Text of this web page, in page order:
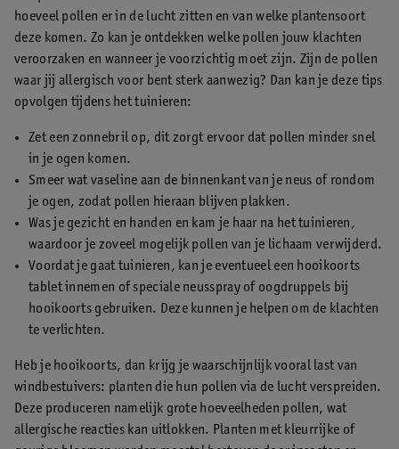
hoeveel pollen er in de lucht zitten en van welke plantensoort
deze komen. Zo kan je ontdekken welke pollen jouw klachten
veroorzaken en wanneer je voorzichtig moet zijn. Zijn de pollen
waar jij allergisch voor bent sterk aanwezig? Dan kan je deze tips
opvolgen tijdens het tuinieren:
Zet een zonnebril op, dit zorgt ervoor dat pollen minder snel
in je ogen komen.
Smeer wat vaseline aan de binnenkant van je neus of rondom
je ogen, zodat pollen hieraan blijven plakken.
Was je gezicht en handen en kam je haar na het tuinieren,
waardoor je zoveel mogelijk pollen van je lichaam verwijderd.
Voordat je gaat tuinieren, kan je eventueel een hooikoorts
tablet innemen of speciale neusspray of oogdruppels bij
hooikoorts gebruiken. Deze kunnen je helpen om de klachten
te verlichten.
Heb je hooikoorts, dan krijg je waarschijnlijk vooral last van
windbestuivers: planten die hun pollen via de lucht verspreiden.
Deze produceren namelijk grote hoeveelheden pollen, wat
allergische reacties kan uitlokken. Planten met kleurrijke of